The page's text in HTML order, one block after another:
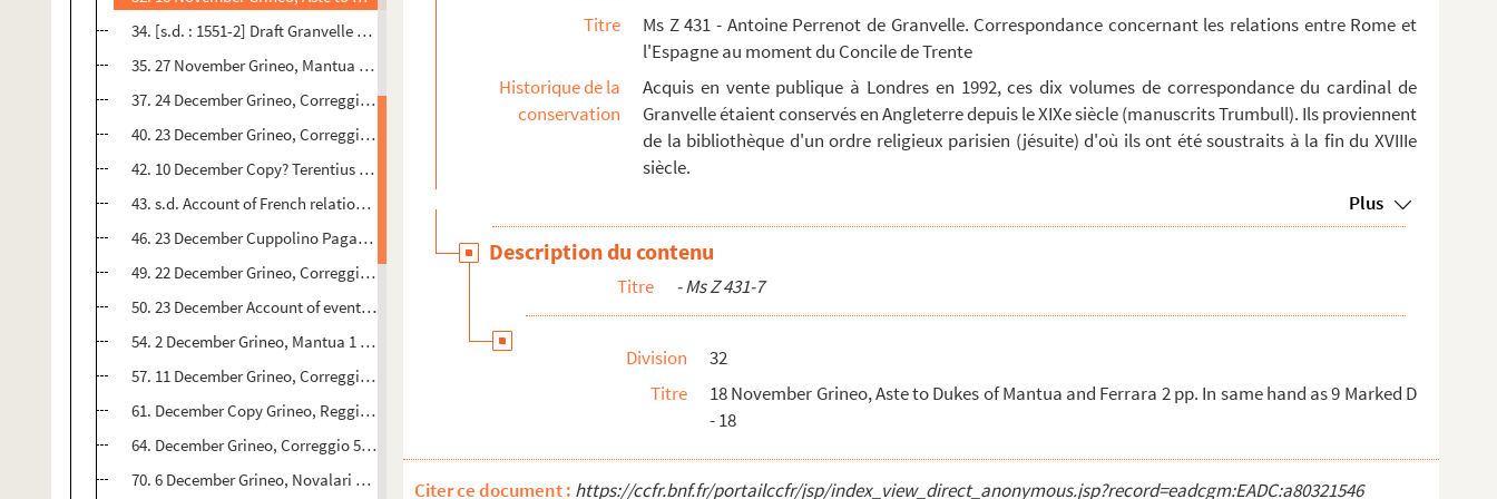
34. [s.d. : 1551-2] Draft Granvelle to Grineo 1 p - 19
35. 27 November Grineo, Mantua 1 p - 20
37. 24 December Grineo, Correggio 2 pp. Parts in cipher, deciphered - 22
40. 23 December Grineo, Correggio 2 pp - 24
42. 10 December Copy? Terentius Segnolus to Grineo Latin 1 p - 25
43. s.d. Account of French relations with Parma 2 pp - 26
46. 23 December Cuppolino Pagano, Reggio to Commessadi Nivoara - 28
49. 22 December Grineo, Correggio 1 p - 31
50. 23 December Account of events in Reggio sent by Paolo Riva, résident there, to Grineo and forwarded ...
54. 2 December Grineo, Mantua 1 p + 1 p. enclosure, copy letter, 30 November, Duke of F.errara to Grineo...
57. 11 December Grineo, Correggio 3 pp - 38
61. December Copy Grineo, Reggiolo to Duke of Ferrara 3 pp - 40
64. December Grineo, Correggio 5 pp. Parts in cipher, deciphered - 42
70. 6 December Grineo, Novalari 1 p - 45
Titre
Ms Z 431 - Antoine Perrenot de Granvelle. Correspondance concernant les relations entre Rome et
l'Espagne au moment du Concile de Trente
Historique de la
conservation
Acquis en vente publique à Londres en 1992, ces dix volumes de correspondance du cardinal de
Granvelle étaient conservés en Angleterre depuis le XIXe siècle (manuscrits Trumbull). Ils proviennent
de la bibliothèque d'un ordre religieux parisien (jésuite) d'où ils ont été soustraits à la fin du XVIIIe
siècle.
Plus
Description du contenu
Titre - Ms Z 431-7
Division
32
Titre
18 November Grineo, Aste to Dukes of Mantua and Ferrara 2 pp. In same hand as 9 Marked D
- 18
Citer ce document : https://ccfr.bnf.fr/portailccfr/jsp/index_view_direct_anonymous.jsp?record=eadcgm:EADC:a80321546